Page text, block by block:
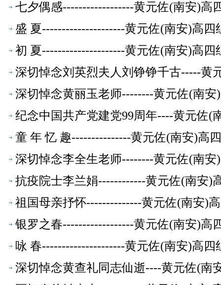
七夕偶感------------------黄元佐(南安)高
盛 夏---------------------黄元佐(南安)高
初 夏---------------------黄元佐(南安)高
深切悼念刘英烈夫人刘铮铮千古-----黄
萃】
深切悼念黄丽玉老师--------黄元佐(南
纪念中国共产党建党99周年----黄元佐(
童 年 忆 趣---------------黄元佐(南安)高
深切悼念李全生老师--------黄元佐(南
抗疫院士李兰娟------------黄元佐(南安)
祖国母亲抒怀--------------黄元佐(南安)
银罗之春------------------黄元佐(南安)高
咏 春---------------------黄元佐(南安)高
深切悼念黄查礼同志仙逝----黄元佐(南